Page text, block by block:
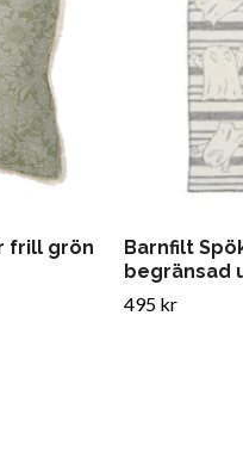
frill grön
Barnfilt
begränsad
495 kr